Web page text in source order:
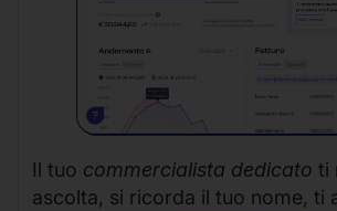
Il tuo commercialista dedicato ti
ascolta, si ricorda il tuo nome, ti